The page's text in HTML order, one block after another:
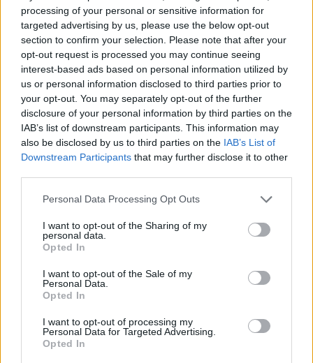
processing of your personal or sensitive information for
targeted advertising by us, please use the below opt-out
section to confirm your selection. Please note that after your
opt-out request is processed you may continue seeing
interest-based ads based on personal information utilized by
us or personal information disclosed to third parties prior to
your opt-out. You may separately opt-out of the further
disclosure of your personal information by third parties on the
IAB’s list of downstream participants. This information may
also be disclosed by us to third parties on the IAB’s List of
Downstream Participants that may further disclose it to other
Please note that this website/app uses one or more Google
not limited to your visit or usage behaviour. You may click to
grant or deny consent to Google and its third-party tags to
use your data for below specified purposes in below Google
consent section.
Personal Data Processing Opt Outs
I want to opt-out of the Sharing of my
personal data.
Opted In
I want to opt-out of the Sale of my
Personal Data.
Opted In
I want to opt-out of processing my
Personal Data for Targeted Advertising.
Opted In
Fachowcy na robocie
27 czerwca 2026